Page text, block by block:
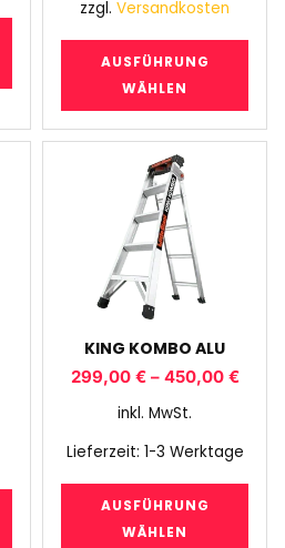
zzgl. Versandkosten
AUSFÜHRUNG
WÄHLEN
KING KOMBO ALU
299,00 €– 450,00 €
inkl. MwSt.
Lieferzeit: 1-3 Werktage
AUSFÜHRUNG
WÄHLEN